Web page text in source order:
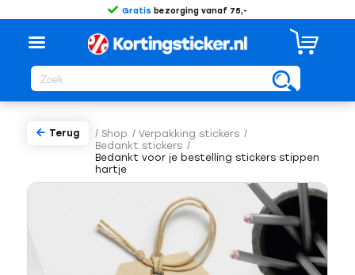
Gratis bezorging vanaf 75,-
/ Shop / Verpakking stickers /
Bedankt stickers /
Bedankt voor je bestelling stickers stippen
hartje
Terug